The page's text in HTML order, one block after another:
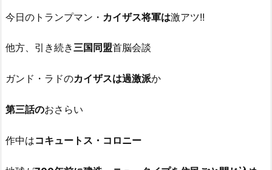
今日のトランプマン・ カイザス将軍は激アツ!!
他方、引き続き三国同盟首脳会談
ガンド・ラドのカイザスは過激派か
第三話のおさらい
作中はコキュートス・コロニー